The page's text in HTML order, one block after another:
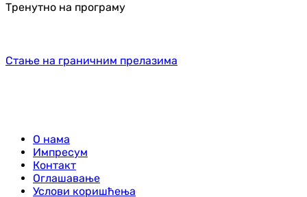
Тренутно на програму
Стање на граничним прелазима
О нама
Импресум
Контакт
Оглашавање
Услови коришћења